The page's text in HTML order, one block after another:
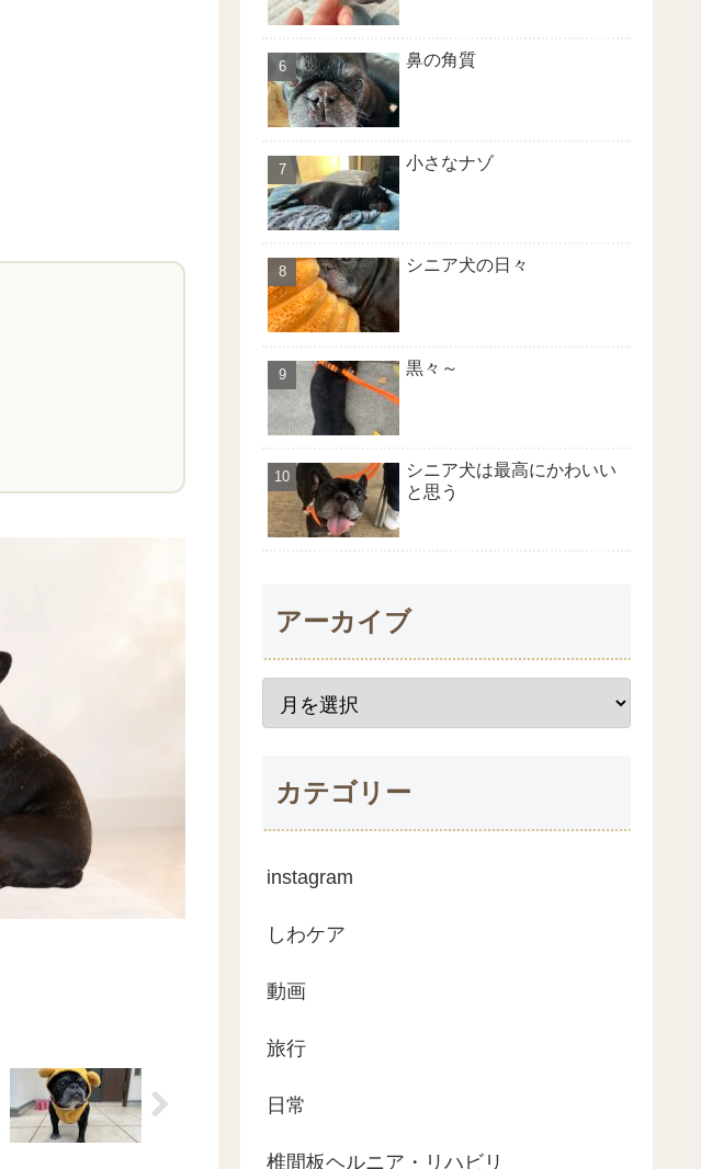
鼻の角質
小さなナゾ
シニア犬の日々
黒々～
シニア犬は最高にかわいい
と思う
アーカイブ
カテゴリー
instagram
しわケア
動画
旅行
日常
椎間板ヘルニア・リハビリ